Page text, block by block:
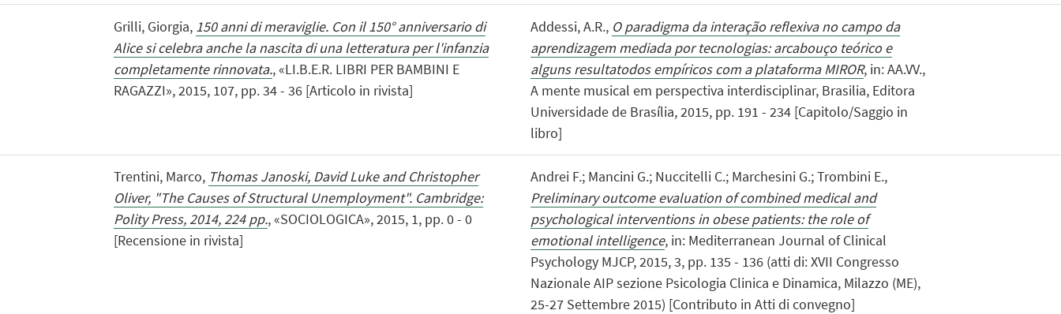
Grilli, Giorgia, 150 anni di meraviglie. Con il 150° anniversario di
Alice si celebra anche la nascita di una letteratura per l'infanzia
completamente rinnovata., «LI.B.E.R. LIBRI PER BAMBINI E
RAGAZZI», 2015, 107, pp. 34 - 36 [Articolo in rivista]
Addessi, A.R., O paradigma da interação reflexiva no campo da
aprendizagem mediada por tecnologias: arcabouço teórico e
alguns resultatodos empíricos com a plataforma MIROR, in: AA.VV.,
A mente musical em perspectiva interdisciplinar, Brasilia, Editora
Universidade de Brasília, 2015, pp. 191 - 234 [Capitolo/Saggio in
libro]
Trentini, Marco, Thomas Janoski, David Luke and Christopher
Oliver, "The Causes of Structural Unemployment". Cambridge:
Polity Press, 2014, 224 pp., «SOCIOLOGICA», 2015, 1, pp. 0 - 0
[Recensione in rivista]
Andrei F.; Mancini G.; Nuccitelli C.; Marchesini G.; Trombini E.,
Preliminary outcome evaluation of combined medical and
psychological interventions in obese patients: the role of
emotional intelligence, in: Mediterranean Journal of Clinical
Psychology MJCP, 2015, 3, pp. 135 - 136 (atti di: XVII Congresso
Nazionale AIP sezione Psicologia Clinica e Dinamica, Milazzo (ME),
25-27 Settembre 2015) [Contributo in Atti di convegno]